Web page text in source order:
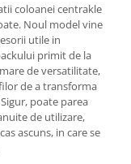
coloanei centrakle
Noul model vine
utile in
primit de la
de versatilitate,
de a transforma
poate parea
de utilizare,
ascuns, in care se